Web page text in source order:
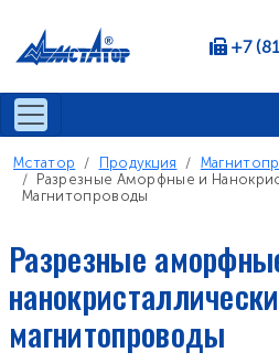
+7
Строка навигации
Мстатор Продукция
Разрезные Аморфные и
Магнитопроводы
Разрезные
магнитопроводы